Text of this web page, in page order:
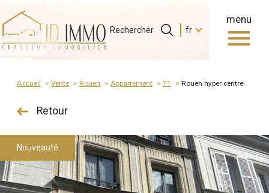
menu
Rechercher
fr
Accueil Rechercher
0
Langue
fr
Accueil Vente Rouen Appartement T1 rouen hyper centre
Retour
Nouveauté